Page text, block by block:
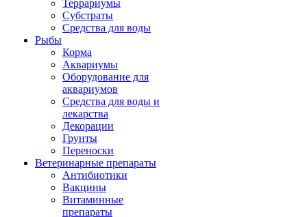
Террариумы
Субстраты
Средства для воды
Рыбы
Корма
Аквариумы
Оборудование для
аквариумов
Средства для воды и
лекарства
Декорации
Грунты
Переноски
Ветеринарные препараты
Антибиотики
Вакцины
Витаминные
препараты